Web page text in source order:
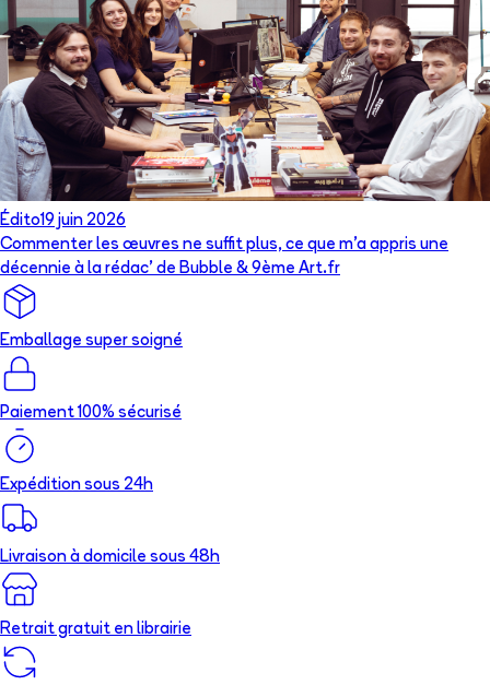
Édito19 juin 2026
Commenter les œuvres ne suffit plus, ce que m’a appris une
décennie à la rédac’ de Bubble & 9ème Art.fr
Emballage super soigné
Paiement 100% sécurisé
Expédition sous 24h
Livraison à domicile sous 48h
Retrait gratuit en librairie